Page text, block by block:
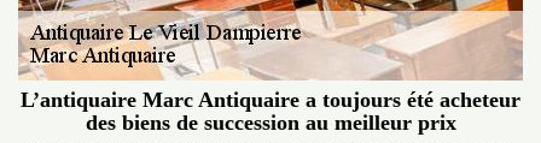
L’antiquaire Marc Antiquaire a toujours été acheteur
des biens de succession au meilleur prix